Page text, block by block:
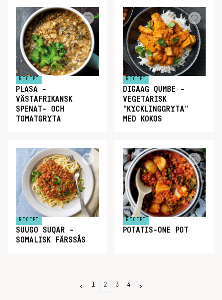
RECEPT
PLASA –
VÄSTAFRIKANSK
SPENAT- OCH
TOMATGRYTA
RECEPT
DIGAAG QUMBE –
VEGETARISK
”KYCKLINGGRYTA”
MED KOKOS
RECEPT
SUUGO SUQAR –
SOMALISK FÄRSSÅS
RECEPT
POTATIS-ONE POT
1 2 3 4